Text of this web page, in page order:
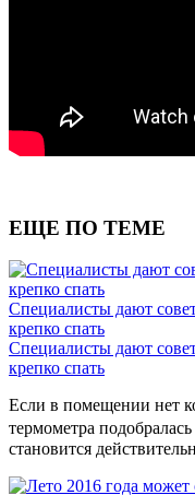
ЕЩЕ ПО ТЕМЕ
Специалисты дают
крепко спать
Специалисты дают
крепко спать
Если в помещении нет
термометра
становится